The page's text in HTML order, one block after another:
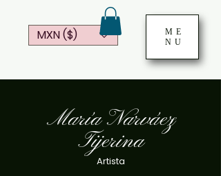
ME
NU
MXN ($)
María Narváez
Tijerina
Artista